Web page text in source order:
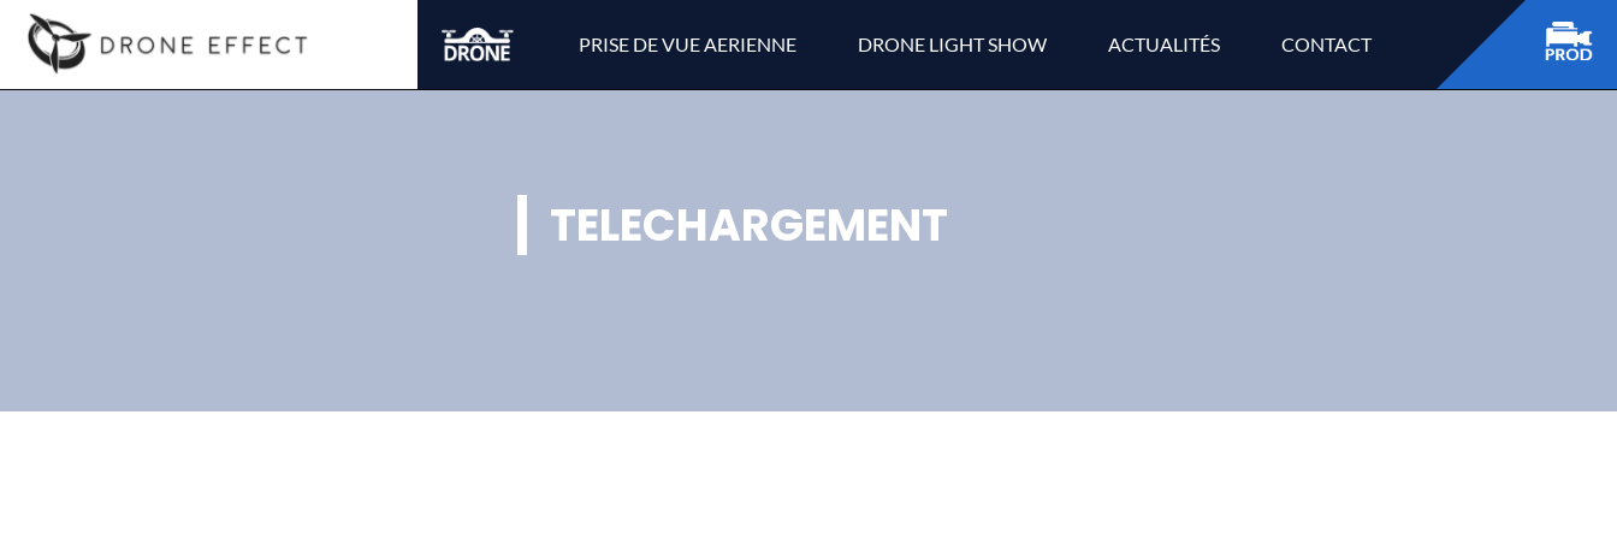
PRISE DE VUE AERIENNE DRONE LIGHT SHOW ACTUALITÉS CONTACT
TELECHARGEMENT